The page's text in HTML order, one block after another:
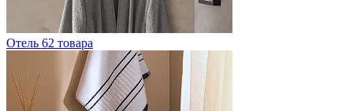
Отель 62 товара